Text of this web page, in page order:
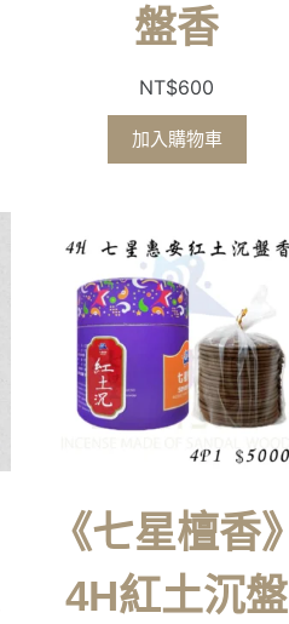
盤香
NT$600
加入購物車
《七星檀香》
4H紅土沉盤